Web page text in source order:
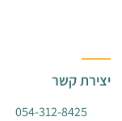
יצירת קשר
054-312-8425